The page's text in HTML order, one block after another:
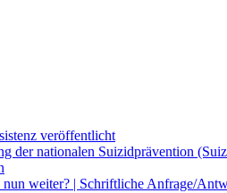
veröffentlicht
der nationalen Suizidprävention
weiter? | Schriftliche Anfrage/